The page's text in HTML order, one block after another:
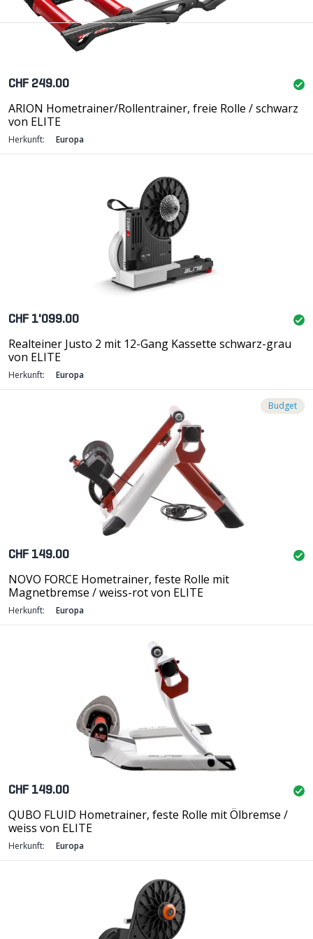
CHF 249.00
ARION Hometrainer/Rollentrainer, freie Rolle / schwarz
von ELITE
Herkunft: Europa
CHF 1'099.00
Realteiner Justo 2 mit 12-Gang Kassette schwarz-grau
von ELITE
Herkunft: Europa
Budget
CHF 149.00
NOVO FORCE Hometrainer, feste Rolle mit
Magnetbremse / weiss-rot von ELITE
Herkunft: Europa
CHF 149.00
QUBO FLUID Hometrainer, feste Rolle mit Ölbremse /
weiss von ELITE
Herkunft: Europa